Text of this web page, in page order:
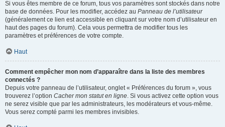
Si vous êtes membre de ce forum, tous vos paramètres sont stockés dans notre
base de données. Pour les modifier, accédez au Panneau de l’utilisateur
(généralement ce lien est accessible en cliquant sur votre nom d’utilisateur en
haut des pages du forum). Cela vous permettra de modifier tous les
paramètres et préférences de votre compte.
Haut
Comment empêcher mon nom d’apparaître dans la liste des membres
connectés ?
Depuis votre panneau de l’utilisateur, onglet « Préférences du forum », vous
trouverez l’option Cacher mon statut en ligne. Si vous activez cette option vous
ne serez visible que par les administrateurs, les modérateurs et vous-même.
Vous serez compté parmi les membres invisibles.